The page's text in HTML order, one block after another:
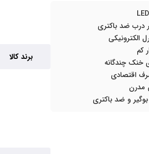
درب ضد باکتری
الکترونیکی
کم
خنک چندگانه
اقتصادی
مدرن
بوگیر و ضد باکتری
برند کالا